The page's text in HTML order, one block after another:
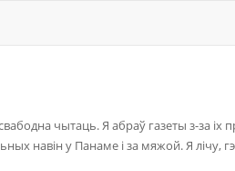
чытаць. Я абраў газеты з-за іх
навін у Панаме і за мяжой. Я лічу,